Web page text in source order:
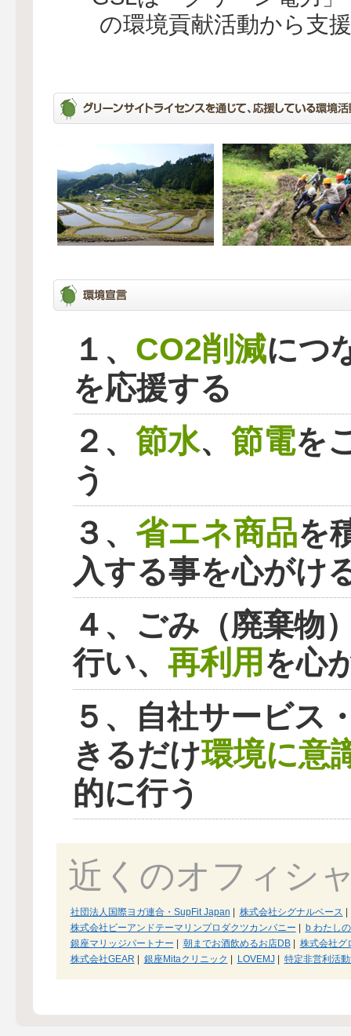
の環境貢献活動から支
１、 CO2削減につ
を応援する
２、 節水、 節電を
う
３、 省エネ商品を
入する事を心がけ
４、ごみ（廃棄物
行い、 再利用を心
５、自社サービス
きるだけ環境に意
的に行う
近くのオフィシ
社団法人国際ヨガ連合・SupFit Japan 株式会社シグナルベース
株式会社ビーアンドテーマリンプロダクツカンパニー
b わたし
銀座マリッジパートナー
朝までお酒飲めるお店DB|
株式会社グ
株式会社GEAR
銀座Mitaクリニック LOVEMJ| 特定非営利活